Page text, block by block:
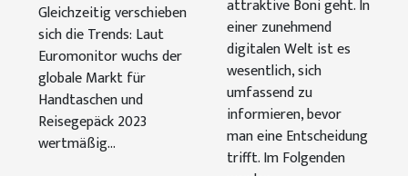
Gleichzeitig verschieben
sich die Trends: Laut
Euromonitor wuchs der
globale Markt für
Handtaschen und
Reisegepäck 2023
wertmäßig...
attraktive Boni geht. In
einer zunehmend
digitalen Welt ist es
wesentlich, sich
umfassend zu
informieren, bevor
man eine Entscheidung
trifft. Im Folgenden